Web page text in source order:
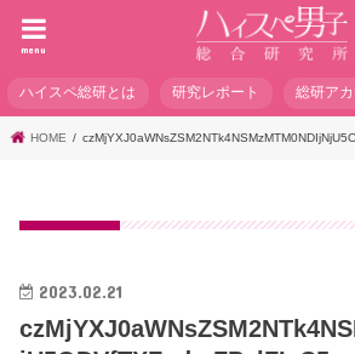
menu
ハイスペ総研とは 研究レポート 総研ア
HOME
2023.02.21